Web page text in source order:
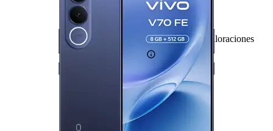
14Basado en 14 valoraciones